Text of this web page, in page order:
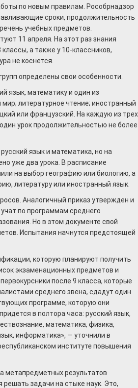
по новым правилам. Рособрнадзор
сроки, продолжительность
учебных предметов.
11 апреля. На этот раз знания
а также у 10-классников,
не коснется.
определены свои особенности.
язык, математику и один из
литературное чтение; иностранный
или французский. На каждую из трех
урок продолжительностью не более
язык и математика, но на
уже два урока. В расписание
на выбор географию или биологию, а
литературу или иностранный язык.
Аналогичный приказ утвержден и
по программам среднего
Но в этом документе свой
Испытания начнутся предстоящей
которую планируют получить
экзаменационных предметов и
после 9 класса, которые
среднего звена, сдадут один
программе, которую они
в полтора часа: русский язык,
математика, физика,
информатика», — уточнили в
институте повышения
метапредметных результатов
решать задачи на стыке наук. Это,